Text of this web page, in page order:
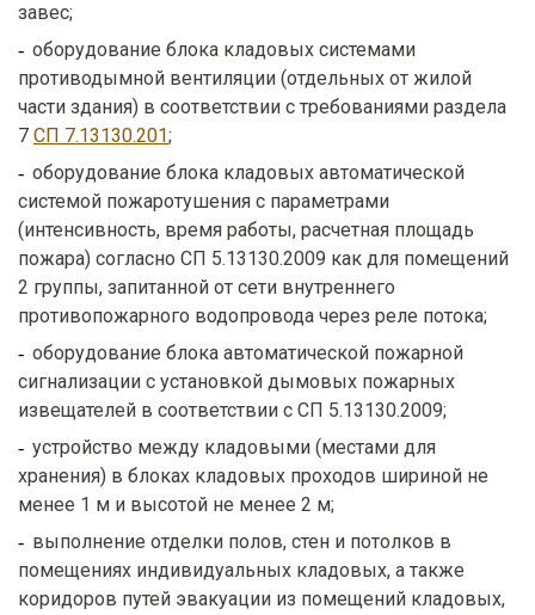
завес;
оборудование блока кладовых системами
противодымной вентиляции (отдельных от жилой
части здания) в соответствии с требованиями раздела
7 СП 7.13130.201;
оборудование блока кладовых автоматической
системой пожаротушения с параметрами
(интенсивность, время работы, расчетная площадь
пожара) согласно СП 5.13130.2009 как для помещений
2 группы, запитанной от сети внутреннего
противопожарного водопровода через реле потока;
оборудование блока автоматической пожарной
сигнализации с установкой дымовых пожарных
извещателей в соответствии с СП 5.13130.2009;
устройство между кладовыми (местами для
хранения) в блоках кладовых проходов шириной не
менее 1 м и высотой не менее 2 м;
выполнение отделки полов, стен и потолков в
помещениях индивидуальных кладовых, а также
коридоров путей эвакуации из помещений кладовых,